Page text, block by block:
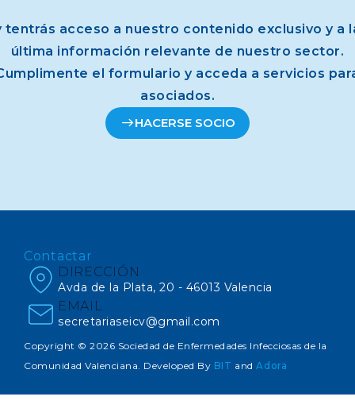
tentrás acceso a nuestro contenido exclusivo y a
última información relevante de nuestro sector.
el formulario y acceda a servicios
asociados.
HACERSE SOCIO
Contactar
DIRECCIÓN
Avda de la Plata, 20 - 46013 Valencia
EMAIL
secretariaseicv@gmail.com
Copyright © 2026 Sociedad de Enfermedades Infecciosas de la
Comunidad Valenciana. Developed By BIT andAdora